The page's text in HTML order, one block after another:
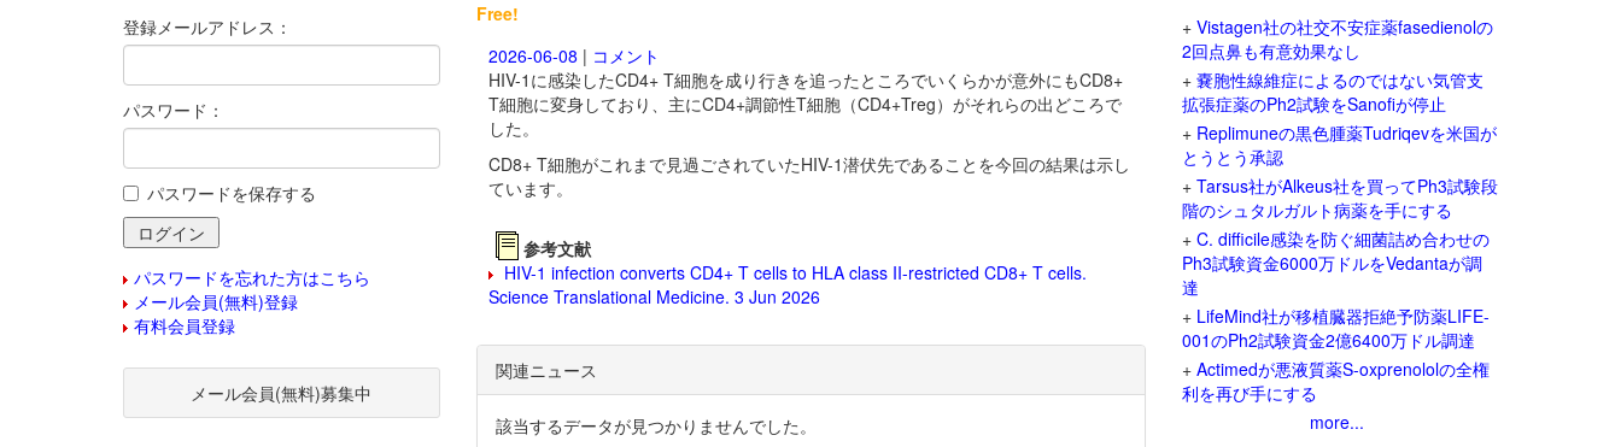
Free!
2026-06-08 | コメント
HIV-1に感染したCD4+ T細胞を成り行きを追ったところでいくらかが意外にもCD8+
T細胞に変身しており、主にCD4+調節性T細胞（CD4+Treg）がそれらの出どころで
した。
CD8+ T細胞がこれまで見過ごされていたHIV-1潜伏先であることを今回の結果は示し
ています。
参考文献
HIV-1 infection converts CD4+ T cells to HLA class II-restricted CD8+ T cells.
Science Translational Medicine. 3 Jun 2026
関連ニュース
該当するデータが見つかりませんでした。
登録メールアドレス：
パスワード：
パスワードを保存する
パスワードを忘れた方はこちら
メール会員(無料)登録
有料会員登録
メール会員(無料)募集中
+ Vistagen社の社交不安症薬fasedienolの
2回点鼻も有意効果なし
+ 嚢胞性線維症によるのではない気管支
拡張症薬のPh2試験をSanofiが停止
+ Replimuneの黒色腫薬Tudriqevを米国が
とうとう承認
+ Tarsus社がAlkeus社を買ってPh3試験段
階のシュタルガルト病薬を手にする
+ C. difficile感染を防ぐ細菌詰め合わせの
Ph3試験資金6000万ドルをVedantaが調
達
+ LifeMind社が移植臓器拒絶予防薬LIFE-
001のPh2試験資金2億6400万ドル調達
+ Actimedが悪液質薬S-oxprenololの全権
利を再び手にする
more...